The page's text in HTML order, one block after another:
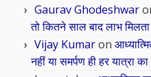
Gaurav Ghodeshwar
तो कितने साल बाद लाभ
Vijay Kumaron
नहीं या समर्पण ही हर यात्रा